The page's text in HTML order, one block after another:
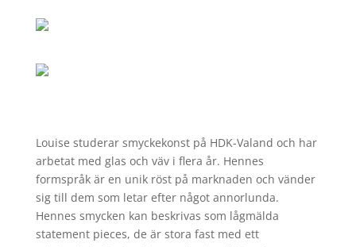
Louise studerar smyckekonst på HDK-Valand och har
arbetat med glas och väv i flera år. Hennes
formspråk är en unik röst på marknaden och vänder
sig till dem som letar efter något annorlunda.
Hennes smycken kan beskrivas som lågmälda
statement pieces, de är stora fast med ett